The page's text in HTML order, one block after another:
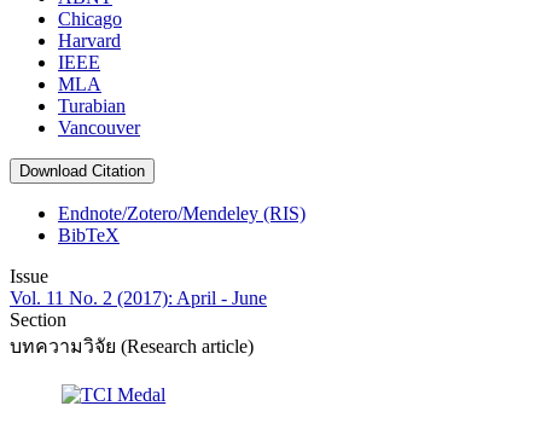
Chicago
Harvard
IEEE
MLA
Turabian
Vancouver
Download Citation
Endnote/Zotero/Mendeley (RIS)
BibTeX
Issue
Vol. 11 No. 2 (2017): April - June
Section
บทความวิจัย (Research article)